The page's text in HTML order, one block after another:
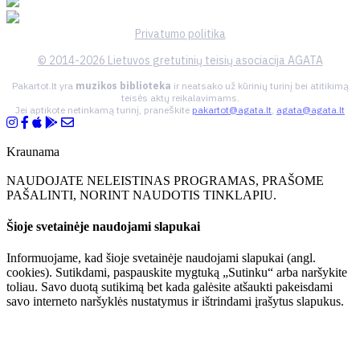
Privatumo politika
© 2014-2026 Lietuvos gretutinių teisių asociacija AGATA
Pakartot.lt yra muzikos biblioteka ir neatsako už kūrinių turinį bei atitikimą
teisės aktų reikalavimams.
Jei aptikote netinkamą turinį, praneškite pakartot@agata.lt agata@agata.lt
Kraunama
NAUDOJATE NELEISTINAS PROGRAMAS, PRAŠOME
PAŠALINTI, NORINT NAUDOTIS TINKLAPIU.
Šioje svetainėje naudojami slapukai
Informuojame, kad šioje svetainėje naudojami slapukai (angl.
cookies). Sutikdami, paspauskite mygtuką „Sutinku“ arba naršykite
toliau. Savo duotą sutikimą bet kada galėsite atšaukti pakeisdami
savo interneto naršyklės nustatymus ir ištrindami įrašytus slapukus.